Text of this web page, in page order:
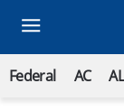
Federal AC AL